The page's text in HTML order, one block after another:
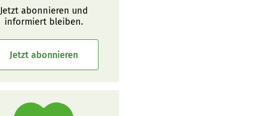
Jetzt abonnieren und
informiert bleiben.
Jetzt abonnieren